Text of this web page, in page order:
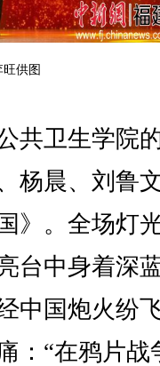
供图
卫生学院
杨晨、刘鲁
》。全场灯
台中身着深
中国炮火纷
：“在鸦片战